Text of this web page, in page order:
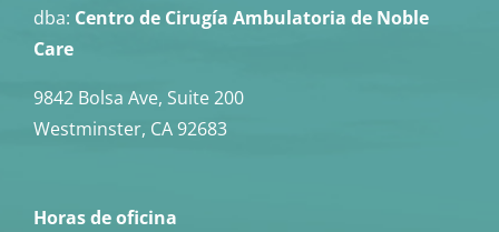
dba: Centro de Cirugía Ambulatoria de Noble
Care
9842 Bolsa Ave, Suite 200
Westminster, CA 92683
Horas de oficina